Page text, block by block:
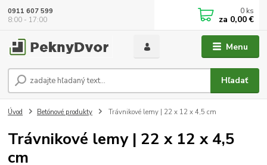
Menu
Hľadať
0911 607 599
8:00 - 17:00
0 ks
za 0,00 €
Úvod Betónové produkty Trávnikové lemy | 22 x 12 x 4,5 cm
Trávnikové lemy | 22 x 12 x 4,5
cm